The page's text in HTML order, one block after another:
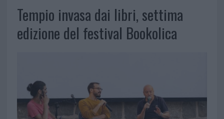
Tempio invasa dai libri, settima
edizione del festival Bookolica